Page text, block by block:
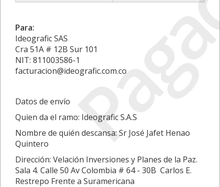
Para:
Ideografic SAS
Cra 51A # 12B Sur 101
NIT: 811003586-1
facturacion@ideografic.com.co
Datos de envío
Quien da el ramo: Ideografic S.A.S
Nombre de quién descansa: Sr José Jafet Henao
Quintero
Dirección: Velación Inversiones y Planes de la Paz.
Sala 4. Calle 50 Av Colombia # 64 - 30B Carlos E.
Restrepo Frente a Suramericana